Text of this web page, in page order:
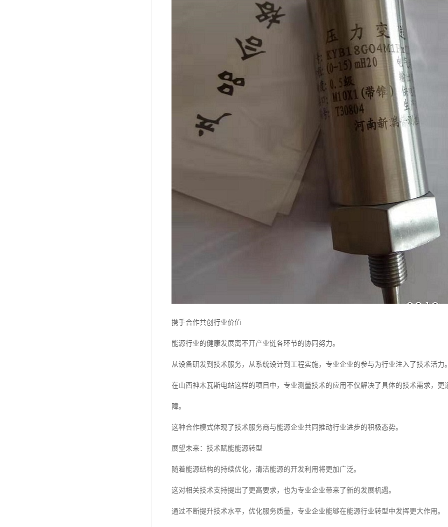
携手合作共创行业价值
能源行业的健康发展离不开产业链各环节的协同努力。
从设备研发到技术服务，从系统设计到工程实施，专业企业的参与为行业注入了技术活力
在山西神木瓦斯电站这样的项目中，专业测量技术的应用不仅解决了具体的技术需求，
障。
这种合作模式体现了技术服务商与能源企业共同推动行业进步的积极态势。
展望未来：技术赋能能源转型
随着能源结构的持续优化，清洁能源的开发利用将更加广泛。
这对相关技术支持提出了更高要求，也为专业企业带来了新的发展机遇。
通过不断提升技术水平，优化服务质量，专业企业能够在能源行业转型中发挥更大作用。